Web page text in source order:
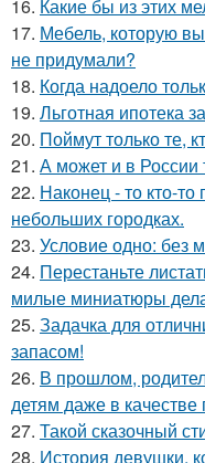
16. Какие бы из этих
17. Мебель, которую
не придумали?
18. Когда надоело
19. Льготная ипотека
20. Поймут только те,
21. А может и в России
22. Наконец - то кто-
небольших городках.
23. Условие одно: без
24. Перестаньте
милые миниатюры
25. Задачка для
запасом!
26. В прошлом,
детям даже в качестве
27. Такой сказочный
28. История девушки,